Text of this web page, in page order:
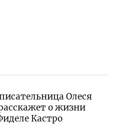
Олеся
о жизни
Кастро